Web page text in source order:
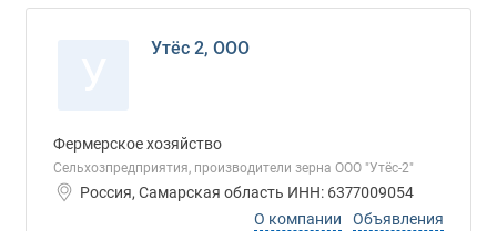
Утёс 2, ООО
Фермерское хозяйство
Сельхозпредприятия, производители зерна ООО "Утёс-2"
Россия, Самарская область ИНН: 6377009054
О компании
Объявления